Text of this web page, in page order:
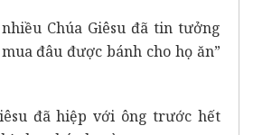
Chúa Giêsu đã tin tưởng
đâu được bánh cho họ ăn”
đã hiệp với ông trước hết